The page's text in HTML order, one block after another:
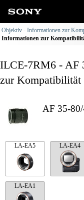
Objektiv - Informationen zur
Informationen zur
ILCE-7RM6 - AF
zur Kompatibilität
AF 35-
LA-EA5 LA-EA4
LA-EA1